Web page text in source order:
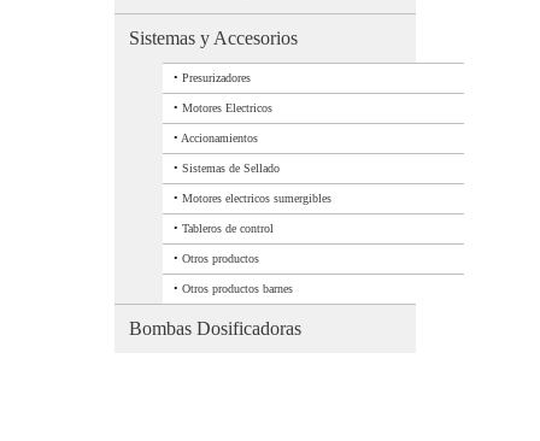
Sistemas y Accesorios
• Presurizadores
• Motores Electricos
• Accionamientos
• Sistemas de Sellado
• Motores electricos sumergibles
• Tableros de control
• Otros productos
• Otros productos barnes
Bombas Dosificadoras